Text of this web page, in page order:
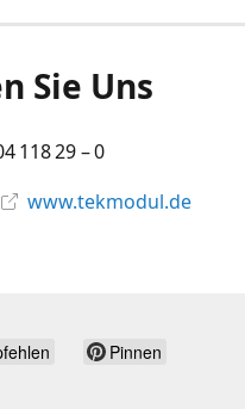
Sie Uns
118 29 – 0
www.tekmodul.de
Pinnen